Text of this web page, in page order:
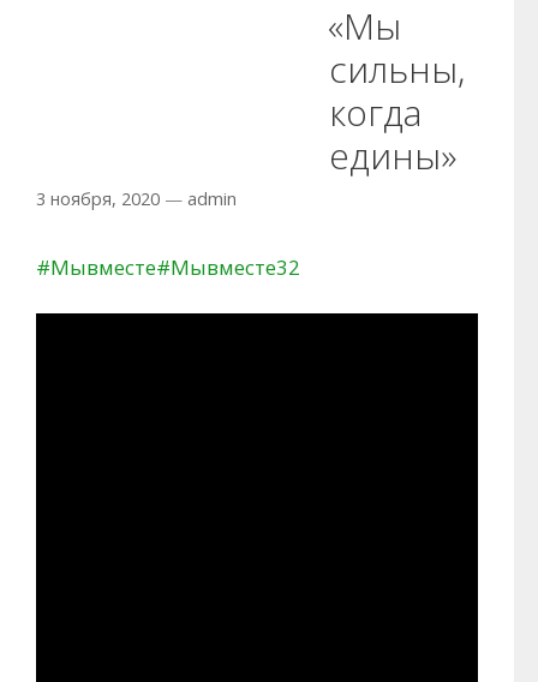
«Мы
сильны,
когда
едины»
3 ноября, 2020 — admin
#Мывместе#Мывместе32